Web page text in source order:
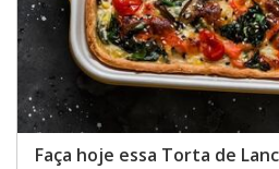
Faça hoje essa Torta de